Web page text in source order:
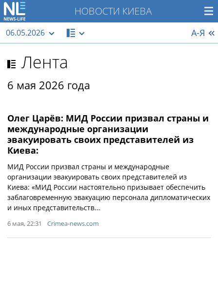
НОВОСТИ КИЕВА
06.05.2026 А-Я
Лента
6 мая 2026 года
Олег Царёв: МИД России призвал страны и
международные организации
эвакуировать своих представителей из
Киева:
МИД России призвал страны и международные
организации эвакуировать своих представителей из
Киева: «МИД России настоятельно призывает обеспечить
заблаговременную эвакуацию персонала дипломатических
и иных представительств...
6 мая, 22:31 Crimea-news.com